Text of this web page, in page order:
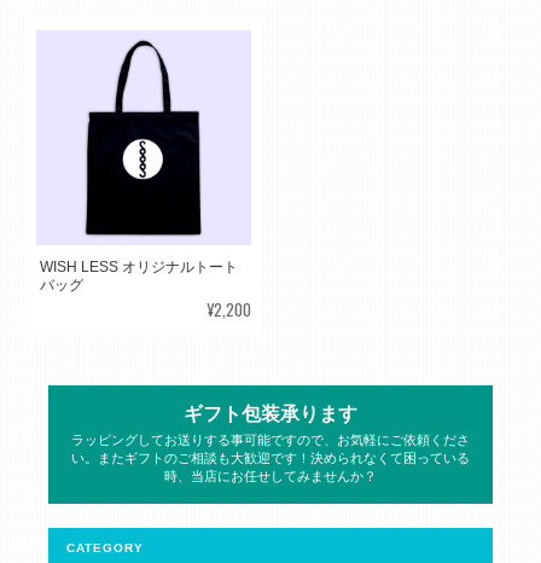
WISH LESS オリジナルトート
バッグ
¥2,200
ギフト包装承ります
ラッピングしてお送りする事可能ですので、お気軽にご依頼くださ
い。またギフトのご相談も大歓迎です！決められなくて困っている
時、当店にお任せしてみませんか？
CATEGORY